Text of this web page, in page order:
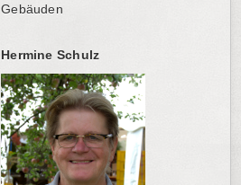
Gebäuden
Hermine Schulz